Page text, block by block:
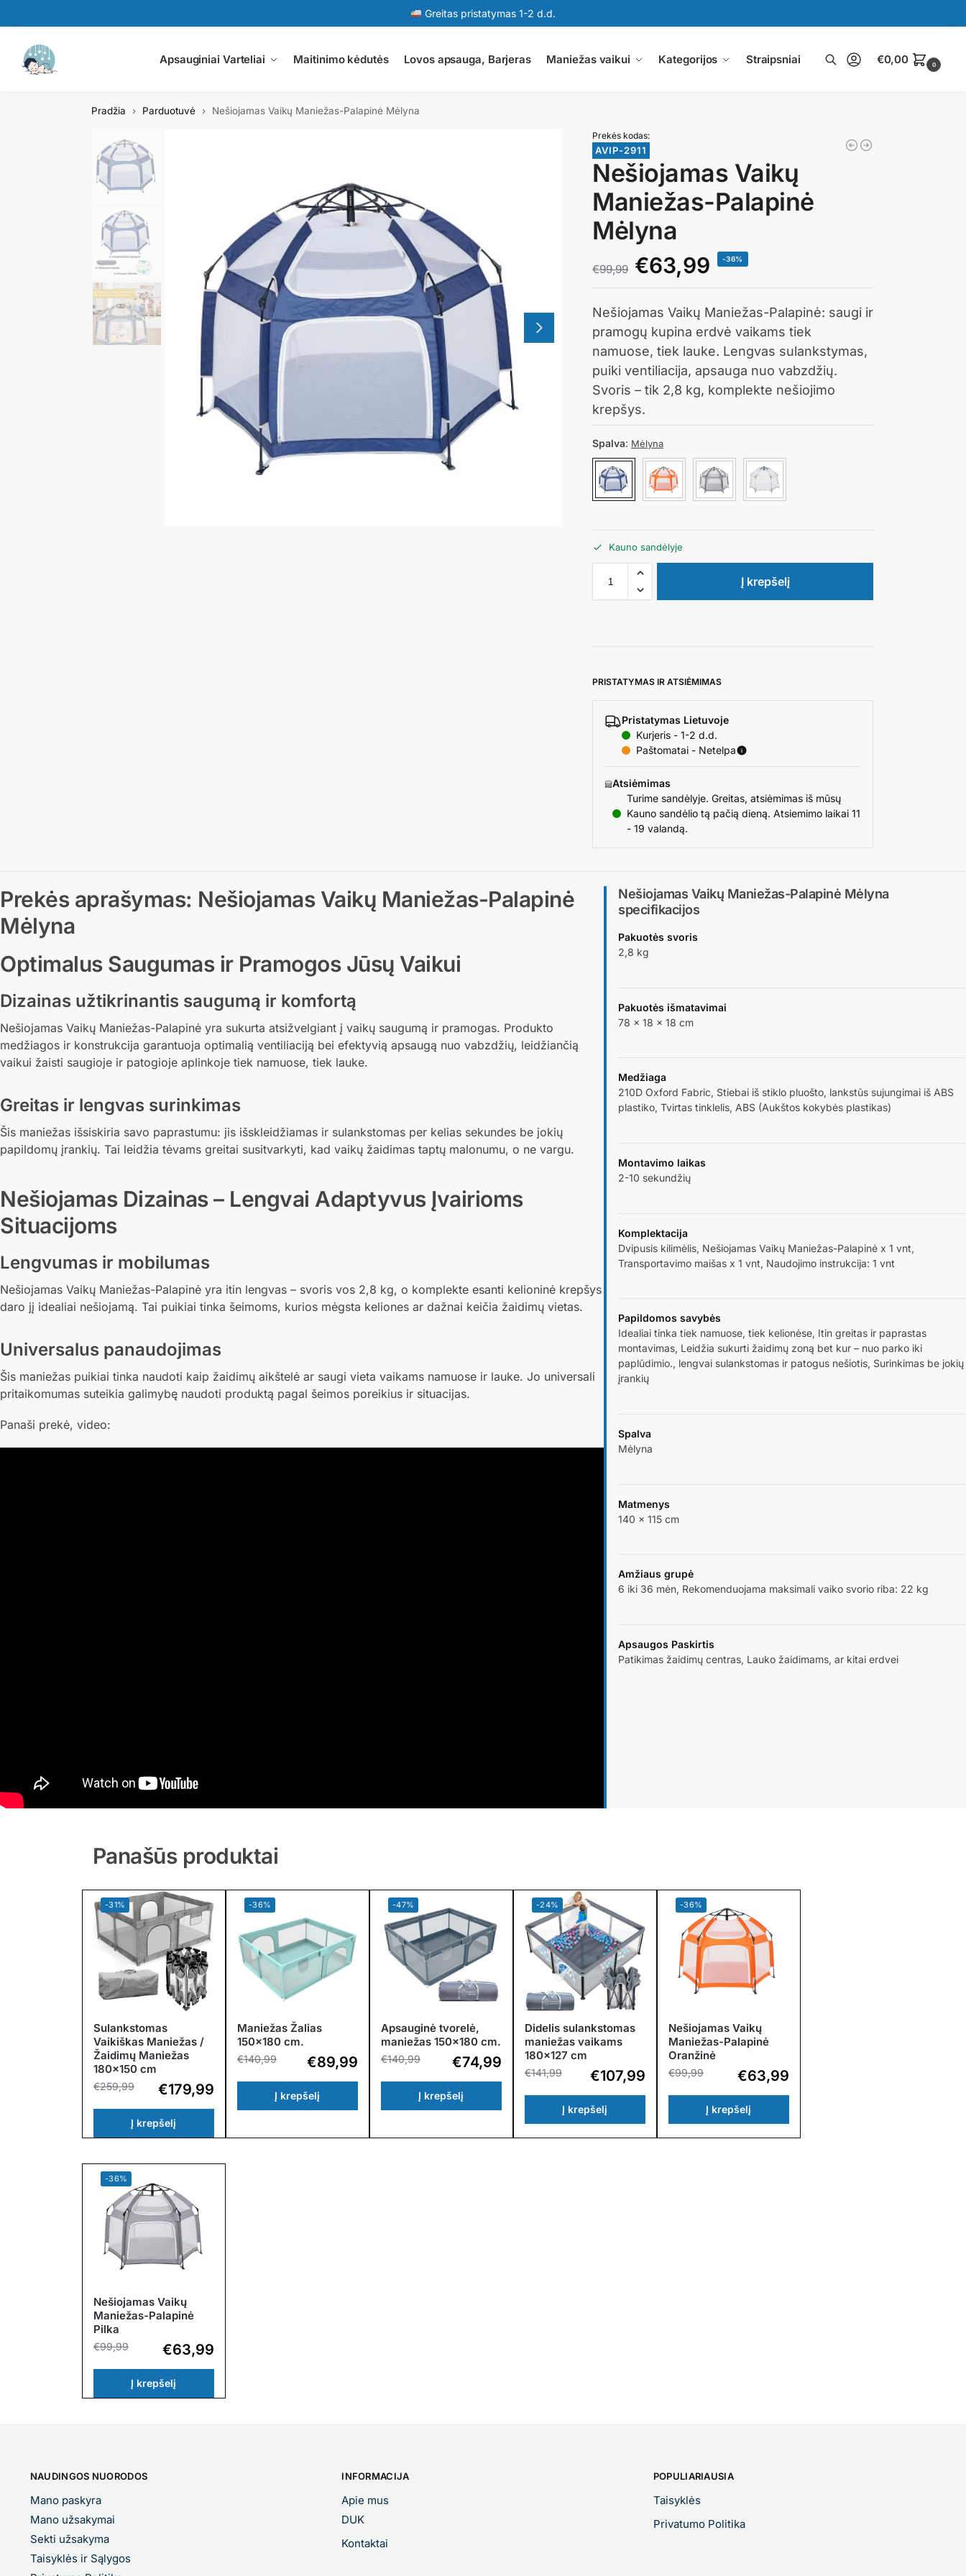
Greitas pristatymas 1-2 d.d.
Apsauginiai Varteliai Maitinimo kėdutės Lovos apsauga, Barjeras Maniežas vaikui Kategorijos Straipsniai €0,00 0
Pradžia Parduotuvė Nešiojamas Vaikų Maniežas-Palapinė Mėlyna
Prekės kodas:
AVIP-2911
Nešiojamas Vaikų
Maniežas-Palapinė
Mėlyna
€99,99 €63,99 -36%
Nešiojamas Vaikų Maniežas-Palapinė: saugi ir
pramogų kupina erdvė vaikams tiek
namuose, tiek lauke. Lengvas sulankstymas,
puiki ventiliacija, apsauga nuo vabzdžių.
Svoris – tik 2,8 kg, komplekte nešiojimo
krepšys.
Spalva: Mėlyna
Kauno sandėlyje
Į krepšelį
PRISTATYMAS IR ATSIĖMIMAS
Pristatymas Lietuvoje
Kurjeris - 1-2 d.d.
Paštomatai - Netelpa
Atsiėmimas
Turime sandėlyje. Greitas, atsiėmimas iš mūsų
Kauno sandėlio tą pačią dieną. Atsiemimo laikai 11
- 19 valandą.
Prekės aprašymas: Nešiojamas Vaikų Maniežas-Palapinė
Mėlyna
Optimalus Saugumas ir Pramogos Jūsų Vaikui
Dizainas užtikrinantis saugumą ir komfortą
Nešiojamas Vaikų Maniežas-Palapinė yra sukurta atsižvelgiant į vaikų saugumą ir pramogas. Produkto
medžiagos ir konstrukcija garantuoja optimalią ventiliaciją bei efektyvią apsaugą nuo vabzdžių, leidžiančią
vaikui žaisti saugioje ir patogioje aplinkoje tiek namuose, tiek lauke.
Greitas ir lengvas surinkimas
Šis maniežas išsiskiria savo paprastumu: jis išskleidžiamas ir sulankstomas per kelias sekundes be jokių
papildomų įrankių. Tai leidžia tėvams greitai susitvarkyti, kad vaikų žaidimas taptų malonumu, o ne vargu.
Nešiojamas Dizainas – Lengvai Adaptyvus Įvairioms
Situacijoms
Lengvumas ir mobilumas
Nešiojamas Vaikų Maniežas-Palapinė yra itin lengvas – svoris vos 2,8 kg, o komplekte esanti kelioninė krepšys
daro jį idealiai nešiojamą. Tai puikiai tinka šeimoms, kurios mėgsta keliones ar dažnai keičia žaidimų vietas.
Universalus panaudojimas
Šis maniežas puikiai tinka naudoti kaip žaidimų aikštelė ar saugi vieta vaikams namuose ir lauke. Jo universali
pritaikomumas suteikia galimybę naudoti produktą pagal šeimos poreikius ir situacijas.
Panaši prekė, video:
Nešiojamas Vaikų Maniežas-Palapinė Mėlyna
specifikacijos
Pakuotės svoris
2,8 kg
Pakuotės išmatavimai
78 × 18 × 18 cm
Medžiaga
210D Oxford Fabric, Stiebai iš stiklo pluošto, lankstūs sujungimai iš ABS
plastiko, Tvirtas tinklelis, ABS (Aukštos kokybės plastikas)
Montavimo laikas
2-10 sekundžių
Komplektacija
Dvipusis kilimėlis, Nešiojamas Vaikų Maniežas-Palapinė x 1 vnt,
Transportavimo maišas x 1 vnt, Naudojimo instrukcija: 1 vnt
Papildomos savybės
Idealiai tinka tiek namuose, tiek kelionėse, Itin greitas ir paprastas
montavimas, Leidžia sukurti žaidimų zoną bet kur – nuo parko iki
paplūdimio., lengvai sulankstomas ir patogus nešiotis, Surinkimas be jokių
įrankių
Spalva
Mėlyna
Matmenys
140 × 115 cm
Amžiaus grupė
6 iki 36 mėn, Rekomenduojama maksimali vaiko svorio riba: 22 kg
Apsaugos Paskirtis
Patikimas žaidimų centras, Lauko žaidimams, ar kitai erdvei
Panašūs produktai
-31%
Sulankstomas
Vaikiškas Maniežas /
Žaidimų Maniežas
180×150 cm
€259,99 €179,99
Į krepšelį
-36%
Maniežas Žalias
150×180 cm.
€140,99 €89,99
Į krepšelį
-47%
Apsauginė tvorelė,
maniežas 150×180 cm.
€140,99 €74,99
Į krepšelį
-24%
Didelis sulankstomas
maniežas vaikams
180×127 cm
€141,99 €107,99
Į krepšelį
-36%
Nešiojamas Vaikų
Maniežas-Palapinė
Oranžinė
€99,99 €63,99
Į krepšelį
-36%
Nešiojamas Vaikų
Maniežas-Palapinė
Pilka
€99,99 €63,99
Į krepšelį
NAUDINGOS NUORODOS
Mano paskyra
Mano užsakymai
Sekti užsakyma
Taisyklės ir Sąlygos
INFORMACIJA
Apie mus
DUK
Kontaktai
POPULIARIAUSIA
Taisyklės
Privatumo Politika